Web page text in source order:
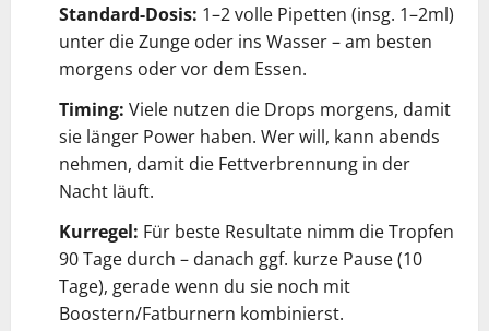
Standard-Dosis: 1–2 volle Pipetten (insg. 1–2ml)
unter die Zunge oder ins Wasser – am besten
morgens oder vor dem Essen.
Timing: Viele nutzen die Drops morgens, damit
sie länger Power haben. Wer will, kann abends
nehmen, damit die Fettverbrennung in der
Nacht läuft.
Kurregel: Für beste Resultate nimm die Tropfen
90 Tage durch – danach ggf. kurze Pause (10
Tage), gerade wenn du sie noch mit
Boostern/Fatburnern kombinierst.